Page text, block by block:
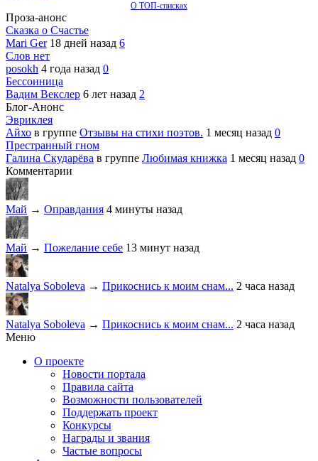
О ТОП-списках
Проза-анонс
Сказка о Счастье
Mari Ger 18 дней назад 6
Слов нет
posokh 4 года назад 0
Бессонница
Вадим Векслер 6 лет назад 2
Блог-Анонс
Эвриклея
Айхо в группе Отзывы на стихи поэтов. 1 месяц назад 0
Престранный гном
Галина Скударёва в группе Любимая книжка 1 месяц назад 0
Комментарии
Май → Оправдания 4 минуты назад
Май → Пожелание себе 13 минут назад
Natalya Soboleva → Прикоснись к моим снам... 2 часа назад
Natalya Soboleva → Прикоснись к моим снам... 2 часа назад
Меню
О проекте
Новости портала
Правила сайта
Возможности пользователей
Поддержать проект
Конкурсы
Награды и звания
Частые вопросы